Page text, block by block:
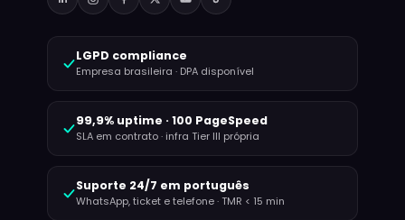
LGPD compliance
Empresa brasileira · DPA disponível
99,9% uptime · 100 PageSpeed
SLA em contrato · infra Tier III própria
Suporte 24/7 em português
WhatsApp, ticket e telefone · TMR < 15 min